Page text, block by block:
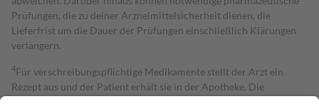
Prüfungen, die zu deiner Arzneimittelsicherheit dienen, die
Lieferfrist um die Dauer der Prüfungen einschließlich Klärungen
verlängern.
4Für verschreibungspflichtige Medikamente stellt der Arzt ein
Rezept aus und der Patient erhält sie in der Apotheke. Die